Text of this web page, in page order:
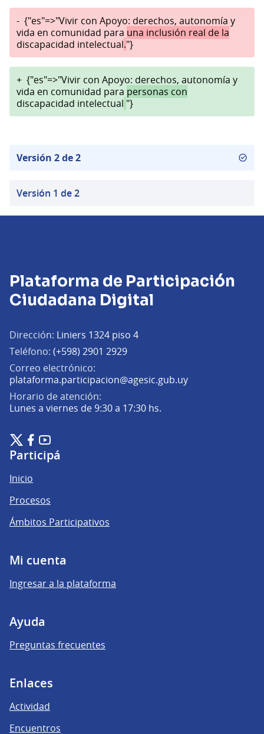
- {"es"=>"Vivir con Apoyo: derechos, autonomía y
vida en comunidad para una inclusión real de la
discapacidad intelectual."}
+ {"es"=>"Vivir con Apoyo: derechos, autonomía y
vida en comunidad para personas con
discapacidad intelectual "}
Versión 2 de 2
Versión 1 de 2
Plataforma de Participación
Ciudadana Digital
Dirección: Liniers 1324 piso 4
Teléfono: (+598) 2901 2929
Correo electrónico:
plataforma.participacion@agesic.gub.uy(Abrir en una
Horario de atención:
Lunes a viernes de 9:30 a 17:30 hs.
Plataforma de Participación Ciudadana Digital en X
(Enlace externo)
Plataforma de Participación Ciudadana Digital en Facebook
(Enlace externo)
Plataforma de Participación Ciudadana Digital en
(Enlace externo)
Participá
Inicio
Procesos
Ámbitos Participativos
Mi cuenta
Ingresar a la plataforma
Ayuda
Preguntas frecuentes
Enlaces
Actividad
Encuentros